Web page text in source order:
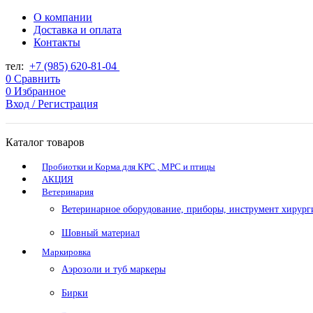
О компании
Доставка и оплата
Контакты
тел: +7 (985) 620-81-04
0 Сравнить
0 Избранное
Вход / Регистрация
Каталог товаров
Пробиотки и Корма для КРС , МРС и птицы
АКЦИЯ
Ветеринария
Ветеринарное оборудование, приборы, инструмент
Шовный материал
Маркировка
Аэрозоли и туб маркеры
Бирки